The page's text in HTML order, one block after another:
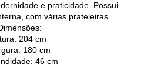
e praticidade. Possui
com várias prateleiras.
204 cm
180 cm
46 cm